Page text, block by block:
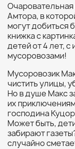
Амтора, в
могут добиться
книжка с
детей от 4 лет,
мусоровозами!
Мусоровозик
чистить улицы,
Но в душе Макс
их
господина
Может быть,
забирают
случайно